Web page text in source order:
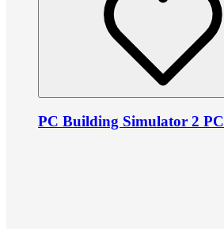
PC Building Simulator 2 PC